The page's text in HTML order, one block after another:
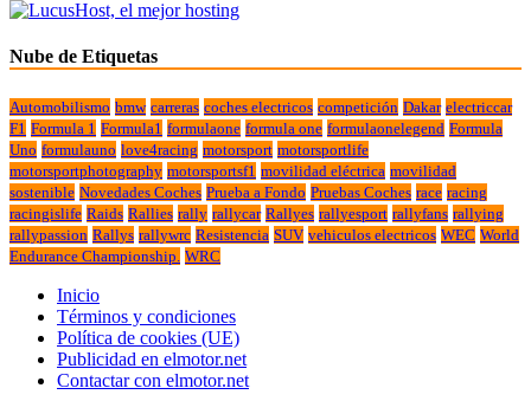
Nube de Etiquetas
Automobilismo bmw carreras coches electricos competición Dakar electriccar
F1 Formula 1 Formula1 formulaone formula one formulaonelegend Formula
Uno formulauno love4racing motorsport motorsportlife
motorsportphotography motorsportsf1 movilidad eléctrica movilidad
sostenible Novedades Coches Prueba a Fondo Pruebas Coches race racing
racingislife Raids Rallies rally rallycar Rallyes rallyesport rallyfans rallying
rallypassion Rallys rallywrc Resistencia SUV vehiculos electricos WEC World
Endurance Championship. WRC
Inicio
Términos y condiciones
Política de cookies (UE)
Publicidad en elmotor.net
Contactar con elmotor.net